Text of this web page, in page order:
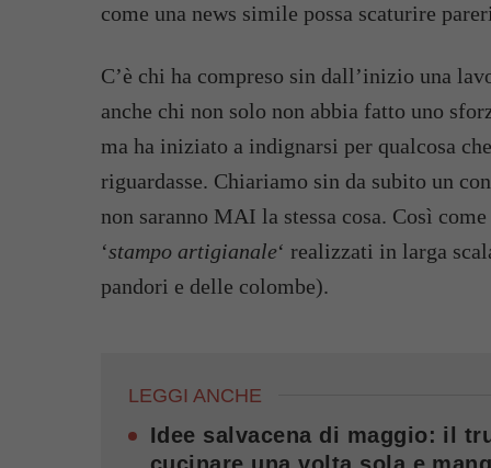
come una news simile possa scaturire
C’è chi ha compreso sin dall’inizio una
anche chi non solo non abbia fatto uno
ma ha iniziato a indignarsi per qualcosa
riguardasse. Chiariamo sin da subito un
non saranno MAI la stessa cosa. Così
‘stampo artigianale‘ realizzati in larga
pandori e delle colombe).
LEGGI ANCHE
Idee salvacena di maggio: il